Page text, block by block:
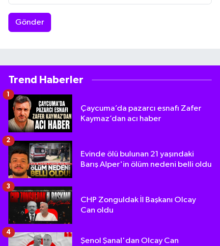
Gönder
Trend Haberler
Çaycuma’da pazarcı esnafı Zafer
Kaymaz’dan acı haber
1
Evinde ölü bulunan 21 yaşındaki
Barış Alper'in ölüm nedeni belli oldu
2
CHP Zonguldak İl Başkanı Olcay
Can oldu
3
Şenol Şanal'dan Olcay Can
4